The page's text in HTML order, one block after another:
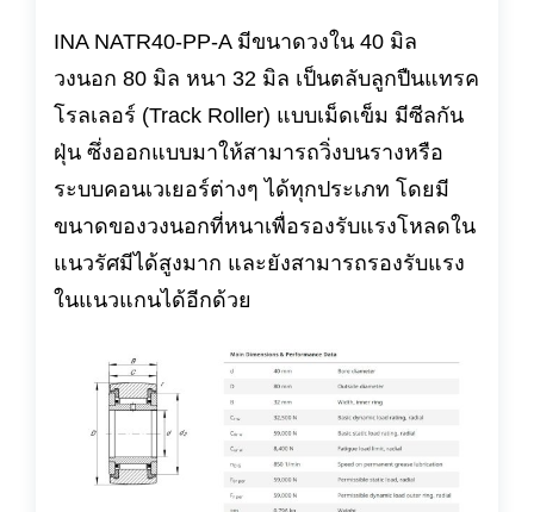
INA NATR40-PP-A มีขนาดวงใน 40 มิล
วงนอก 80 มิล หนา 32 มิล เป็นตลับลูกปืนแทรค
โรลเลอร์ (Track Roller) แบบเม็ดเข็ม มีซีลกัน
ฝุ่น ซึ่งออกแบบมาให้สามารถวิ่งบนรางหรือ
ระบบคอนเวเยอร์ต่างๆ ได้ทุกประเภท โดยมี
ขนาดของวงนอกที่หนาเพื่อรองรับแรงโหลดใน
แนวรัศมีได้สูงมาก และยังสามารถรองรับแรง
ในแนวแกนได้อีกด้วย